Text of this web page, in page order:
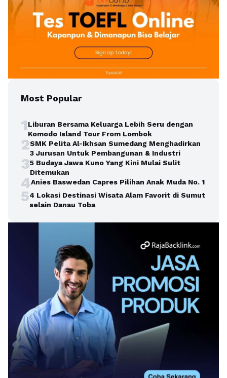
Most Popular
1Liburan Bersama Keluarga Lebih Seru dengan
Komodo Island Tour From Lombok
2SMK Pelita Al-Ikhsan Sumedang Menghadirkan
3 Jurusan Untuk Pembangunan & Industri
35 Budaya Jawa Kuno Yang Kini Mulai Sulit
Ditemukan
4Anies Baswedan Capres Pilihan Anak Muda No. 1
54 Lokasi Destinasi Wisata Alam Favorit di Sumut
selain Danau Toba